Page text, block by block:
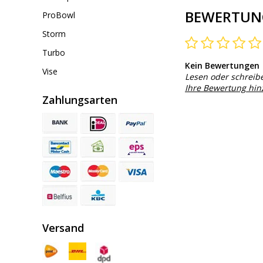
ProBowl
Storm
Turbo
Vise
Zahlungsarten
Versand
Kein Bewertungen
Lesen oder
Ihre Bewertung